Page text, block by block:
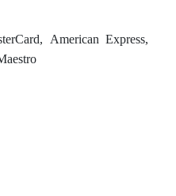
American Express,